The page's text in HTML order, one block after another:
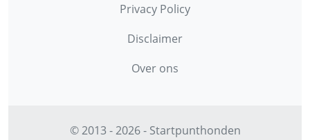
Privacy Policy
Disclaimer
Over ons
© 2013 - 2026 - Startpunthonden